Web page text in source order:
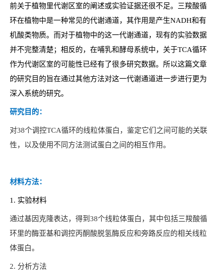
前关于植物里代谢区室的阐述或实验证据还很不足。三羧酸循
环在植物中是一种常见的代谢通道，其作用是产生NADH和有
机酸类物质。而对于植物中的这一代谢通道，现有的实验数据
并不完整清楚；相反的，在哺乳和酵母系统中，关于TCA循环
作为代谢区室的可能性已经有了很多研究数据。所以这篇文章
的研究目的旨在通过其他方法对这一代谢通道进一步进行更为
深入系统的研究。
研究目的：
对38个调控TCA循环的线粒体蛋白，鉴定它们之间可能的关联
性，以及使用不同方法测试蛋白之间的相互作用。
材料方法：
1. 实验材料
通过基因克隆表达，得到38个线粒体蛋白，其中包括三羧酸循
环里的酶亚基和调控丙酮酸脱氢酶反应和旁路反应的相关线粒
体蛋白。
2. 分析方法